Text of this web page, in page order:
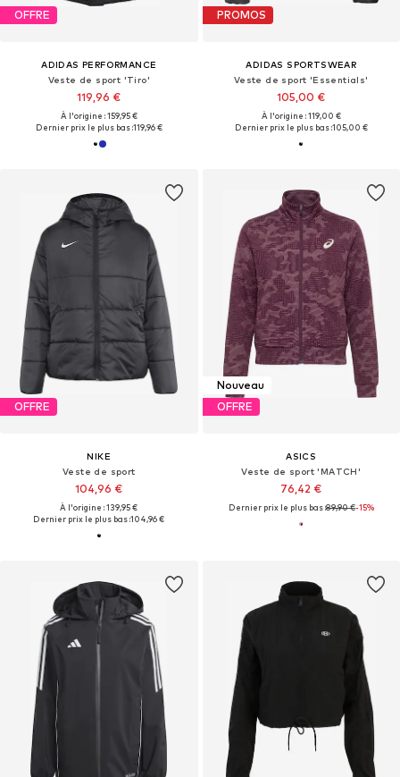
OFFRE
ADIDAS PERFORMANCE
Veste de sport 'Tiro'
119,96 €
À l'origine : 159,95 €
Dernier prix le plus bas :119,96 €
PROMOS
ADIDAS SPORTSWEAR
Veste de sport 'Essentials'
105,00 €
À l'origine : 119,00 €
Dernier prix le plus bas :105,00 €
OFFRE
NIKE
Veste de sport
104,96 €
À l'origine : 139,95 €
Dernier prix le plus bas :104,96 €
Nouveau
OFFRE
ASICS
Veste de sport 'MATCH'
76,42 €
Dernier prix le plus bas :89,90 €-15%